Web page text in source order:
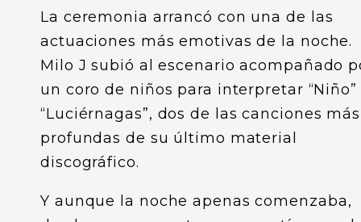
La ceremonia arrancó con una de las
actuaciones más emotivas de la noche.
Milo J subió al escenario acompañado
un coro de niños para interpretar “Niño”
“Luciérnagas”, dos de las canciones más
profundas de su último material
discográfico.
Y aunque la noche apenas comenzaba,